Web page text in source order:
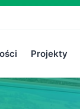
Projekty